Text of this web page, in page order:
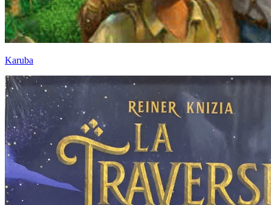
Karuba